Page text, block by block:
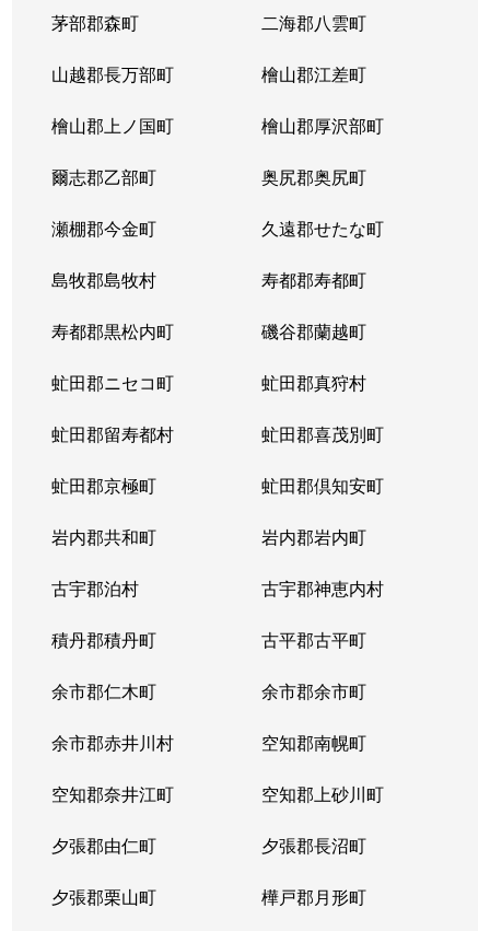
茅部郡森町 二海郡八雲町
山越郡長万部町 檜山郡江差町
檜山郡上ノ国町 檜山郡厚沢部町
爾志郡乙部町 奥尻郡奥尻町
瀬棚郡今金町 久遠郡せたな町
島牧郡島牧村 寿都郡寿都町
寿都郡黒松内町 磯谷郡蘭越町
虻田郡ニセコ町 虻田郡真狩村
虻田郡留寿都村 虻田郡喜茂別町
虻田郡京極町 虻田郡倶知安町
岩内郡共和町 岩内郡岩内町
古宇郡泊村 古宇郡神恵内村
積丹郡積丹町 古平郡古平町
余市郡仁木町 余市郡余市町
余市郡赤井川村 空知郡南幌町
空知郡奈井江町 空知郡上砂川町
夕張郡由仁町 夕張郡長沼町
夕張郡栗山町 樺戸郡月形町